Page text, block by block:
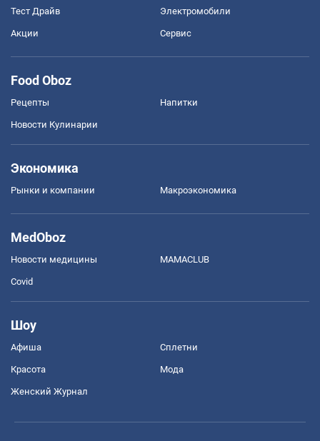
Тест Драйв Электромобили
Акции Сервис
Food Oboz
Рецепты Напитки
Новости Кулинарии
Экономика
Рынки и компании Mакроэкономика
MedOboz
Новости медицины MAMACLUB
Covid
Шоу
Афиша Сплетни
Красота Мода
Женский Журнал